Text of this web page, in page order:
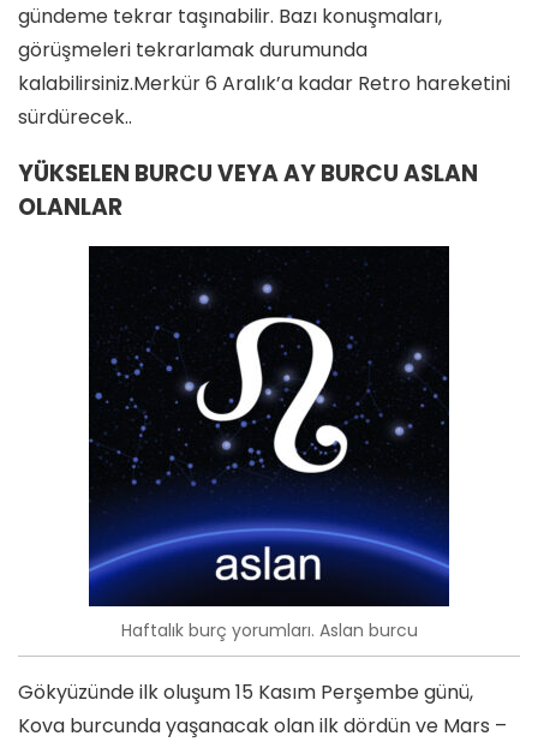
gündeme tekrar taşınabilir. Bazı konuşmaları,
görüşmeleri tekrarlamak durumunda
kalabilirsiniz.Merkür 6 Aralık’a kadar Retro hareketini
sürdürecek..
YÜKSELEN BURCU VEYA AY BURCU ASLAN
OLANLAR
Haftalık burç yorumları. Aslan burcu
Gökyüzünde ilk oluşum 15 Kasım Perşembe günü,
Kova burcunda yaşanacak olan ilk dördün ve Mars –